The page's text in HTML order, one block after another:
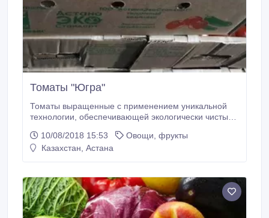
Томаты "Югра"
Томаты выращенные с применением уникальной
технологии, обеспечивающей экологически чистый
10/08/2018 15:53
Овощи, фрукты
Казахстан, Астана